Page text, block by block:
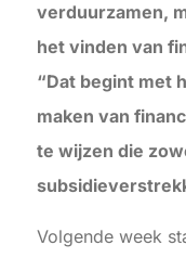
verduurzamen,
het vinden van
“Dat begint met
maken van
te wijzen die
Volgende week